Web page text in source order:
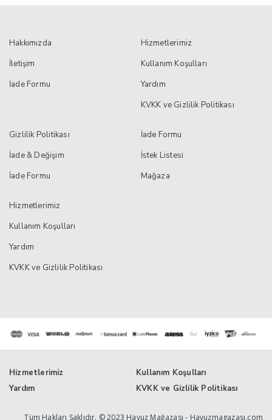
Hakkımızda
İletişim
İade Formu
Hizmetlerimiz
Kullanım Koşulları
Yardım
KVKK ve Gizlilik Politikası
Gizlilik Politikası
İade & Değişim
İade Formu
İade Formu
İstek Listesi
Mağaza
Hizmetlerimiz
Kullanım Koşulları
Yardım
KVKK ve Gizlilik Politikası
Hizmetlerimiz
Kullanım Koşulları
Yardım
KVKK ve Gizlilik Politikası
Tüm Hakları Saklıdır. © 2023 Havuz Mağazası - Havuzmagazası.com